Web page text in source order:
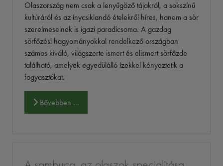
Olaszország nem csak a lenyűgöző tájakról, a sokszínű
kultúráról és az ínycsiklandó ételekről híres, hanem a sör
szerelmeseinek is igazi paradicsoma. A gazdag
sörfőzési hagyományokkal rendelkező országban
számos kiváló, világszerte ismert és elismert sörfőzde
található, amelyek egyedülálló ízekkel kényeztetik a
fogyasztókat.
Bővebben …